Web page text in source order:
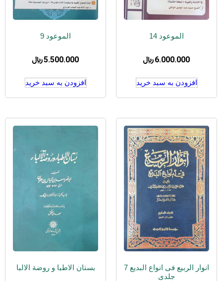
الموعود 14
6.000.000 ﷼
افزودن به سبد خرید
الموعود 9
5.500.000﷼
افزودن به سبد خرید
انوار الربیع فی انواع البدیع 7
جلدی
بستان الاطبا و روضة الالبا